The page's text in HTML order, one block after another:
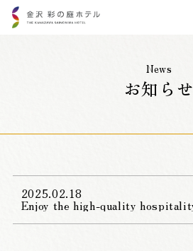
News
お知らせ
2025.02.18